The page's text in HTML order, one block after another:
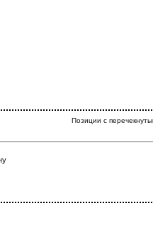
Позиции с